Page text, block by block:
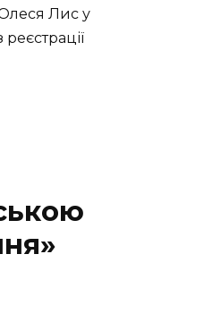
Лис у